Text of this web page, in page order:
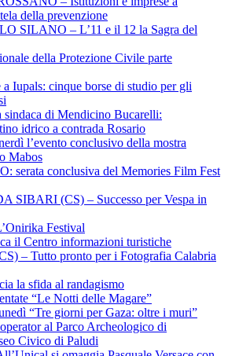
della prevenzione
SILANO – L’11 e il 12 la Sagra del
della Protezione Civile parte
a Iupals: cinque borse di studio per gli
sindaca di Mendicino Bucarelli:
idrico a contrada Rosario
l’evento conclusivo della mostra
Mabos
serata conclusiva del Memories Film Fest
SIBARI (CS) – Successo per Vespa in
Festival
il Centro informazioni turistiche
– Tutto pronto per i Fotografia Calabria
la sfida al randagismo
“Le Notti delle Magare”
“Tre giorni per Gaza: oltre i muri”
al Parco Archeologico di
Civico di Paludi